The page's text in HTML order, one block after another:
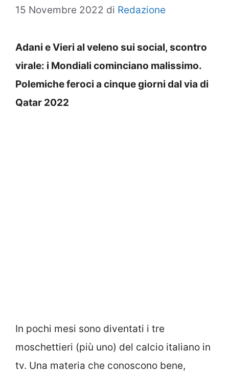
15 Novembre 2022 di Redazione
Adani e Vieri al veleno sui social, scontro
virale: i Mondiali cominciano malissimo.
Polemiche feroci a cinque giorni dal via di
Qatar 2022
In pochi mesi sono diventati i tre
moschettieri (più uno) del calcio italiano in
tv. Una materia che conoscono bene,